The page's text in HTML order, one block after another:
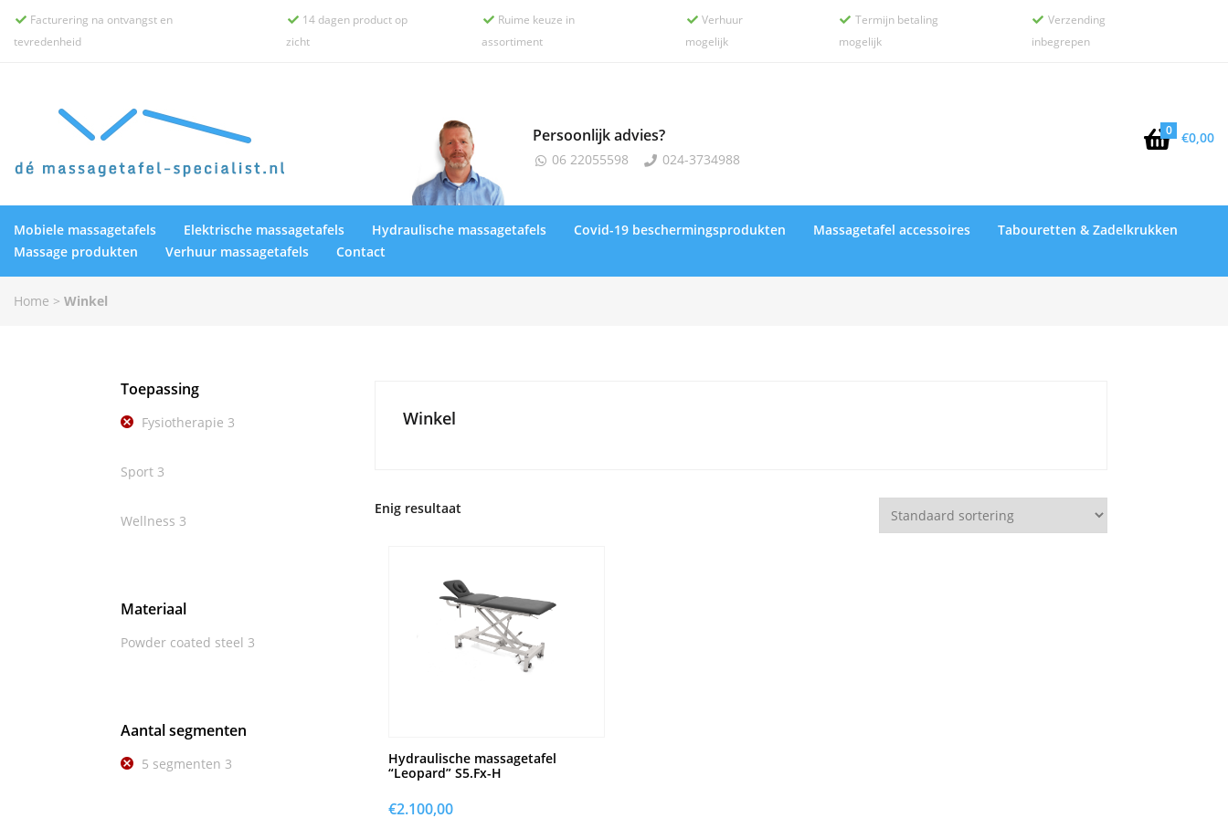
 Facturering na ontvangst en
tevredenheid
 14 dagen product op
zicht
 Ruime keuze in
assortiment
 Verhuur
mogelijk
 Termijn betaling
mogelijk
 Verzending
inbegrepen
Persoonlijk advies?
 06 22055598  024-3734988
0 €0,00
Mobiele massagetafels Elektrische massagetafels Hydraulische massagetafels Covid-19 beschermingsprodukten Massagetafel accessoires
Tabouretten & Zadelkrukken
Massage produkten
Verhuur massagetafels Contact
Home > Winkel
Toepassing
Fysiotherapie 3
Sport 3
Wellness 3
Materiaal
Powder coated steel 3
Aantal segmenten
5 segmenten 3
Winkel
Enig resultaat
Hydraulische massagetafel
“Leopard” S5.Fx-H
€2.100,00